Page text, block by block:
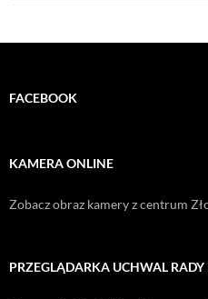
FACEBOOK
KAMERA ONLINE
Zobacz obraz kamery z centrum
PRZEGLĄDARKA UCHWAL